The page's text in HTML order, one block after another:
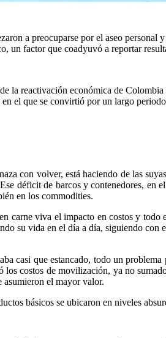
a preocuparse por el aseo personal
un factor que coadyuvó a reportar
la reactivación económica de
el que se convirtió por un largo
con volver, está haciendo de las
déficit de barcos y contenedores,
en los commodities.
viva el impacto en costos y
su vida en el día a día, siguiendo
casi que estancado, todo un
costos de movilización, ya no
asumieron el mayor valor.
básicos se ubicaron en niveles